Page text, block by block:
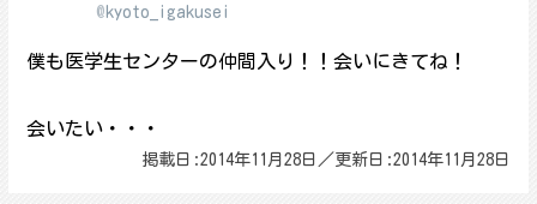
@ kyoto_igakusei
僕も医学生センターの仲間入り！！会いにきてね！
会いたい・・・
掲載日:2014年11月28日／更新日:2014年11月28日